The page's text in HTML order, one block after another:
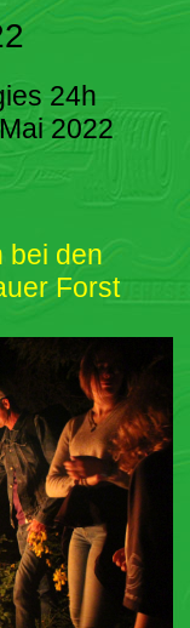
24h
2022
bei den
Forst